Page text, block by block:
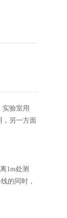
验室用
，另一方面
1m处测
的同时，